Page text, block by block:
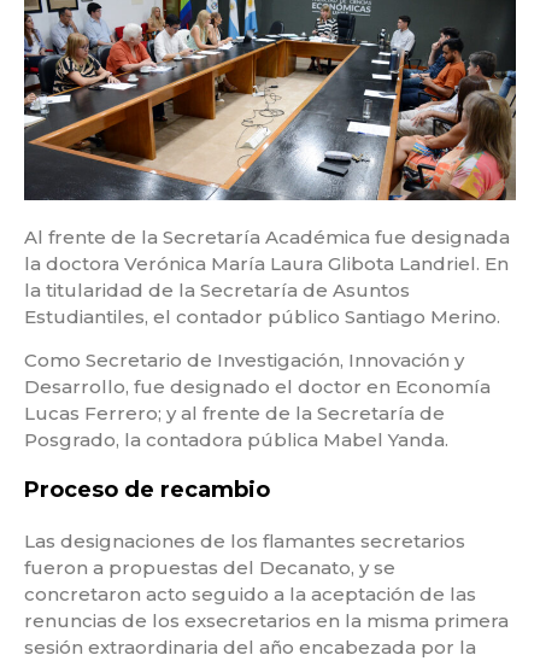
Al frente de la Secretaría Académica fue designada
la doctora Verónica María Laura Glibota Landriel. En
la titularidad de la Secretaría de Asuntos
Estudiantiles, el contador público Santiago Merino.
Como Secretario de Investigación, Innovación y
Desarrollo, fue designado el doctor en Economía
Lucas Ferrero; y al frente de la Secretaría de
Posgrado, la contadora pública Mabel Yanda.
Proceso de recambio
Las designaciones de los flamantes secretarios
fueron a propuestas del Decanato, y se
concretaron acto seguido a la aceptación de las
renuncias de los exsecretarios en la misma primera
sesión extraordinaria del año encabezada por la